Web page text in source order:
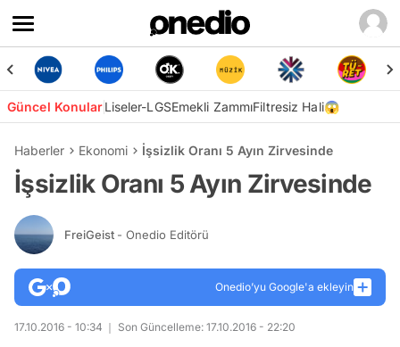
Güncel KonularLiseler-LGSEmekli ZammıFiltresiz Hali😱
Haberler Ekonomi İşsizlik Oranı 5 Ayın Zirvesinde
İşsizlik Oranı 5 Ayın Zirvesinde
FreiGeist - Onedio Editörü
Onedio’yu Google'a ekleyin
17.10.2016 - 10:34 Son Güncelleme: 17.10.2016 - 22:20